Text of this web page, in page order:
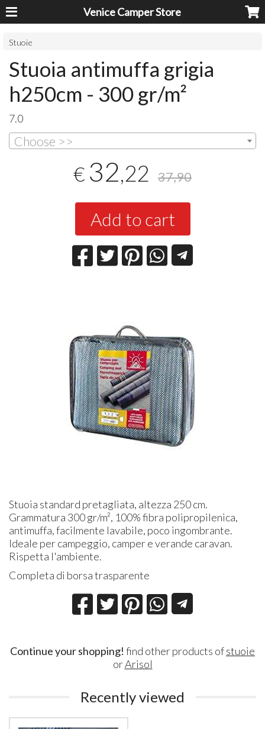
Venice Camper Store
Stuoie
Stuoia antimuffa grigia
h250cm - 300 gr/m²
7.0
Choose >>
€ 32,22 37,90
Add to cart
Stuoia standard pretagliata, altezza 250 cm.
Grammatura 300 gr/m², 100% fibra polipropilenica,
antimuffa, facilmente lavabile, poco ingombrante.
Ideale per campeggio, camper e verande caravan.
Rispetta l'ambiente.
Completa di borsa trasparente
Continue your shopping! find other products ofstuoie
orArisol
Recently viewed